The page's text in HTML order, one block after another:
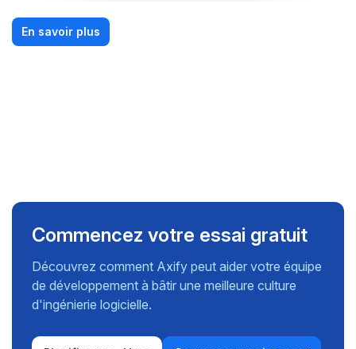
En savoir plus
Commencez votre essai gratuit
Découvrez comment Axify peut aider votre équipe
de développement à bâtir une meilleure culture
d'ingénierie logicielle.